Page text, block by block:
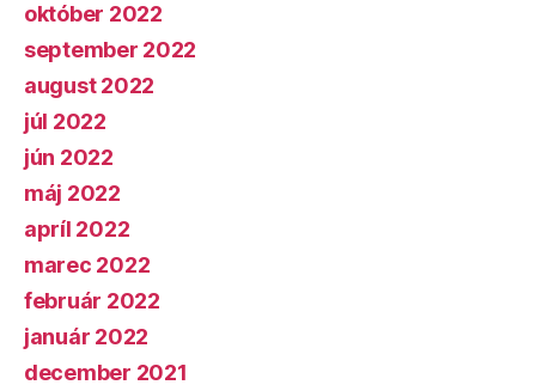
október 2022
september 2022
august 2022
júl 2022
jún 2022
máj 2022
apríl 2022
marec 2022
február 2022
január 2022
december 2021